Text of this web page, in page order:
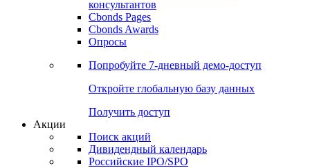
консультантов
Cbonds Pages
Cbonds Awards
Опросы
Попробуйте 7-дневный демо-доступ
Откройте глобальную базу данных
Получить доступ
Акции
Поиск акций
Дивидендный календарь
Российские IPO/SPO